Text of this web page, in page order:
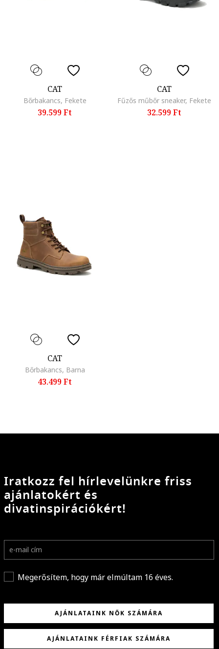
CAT
Bőrbakancs, Fekete
39.599 Ft
CAT
Fűzős műbőr sneaker, Fekete
32.599 Ft
CAT
Bőrbakancs, Barna
43.499 Ft
Iratkozz fel hírlevelünkre friss
ajánlatokért és
divatinspirációkért!
Megerősítem, hogy már elmúltam 16 éves.
AJÁNLATAINK NŐK SZÁMÁRA
AJÁNLATAINK FÉRFIAK SZÁMÁRA